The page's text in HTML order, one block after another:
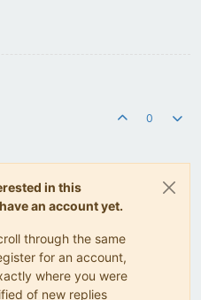
0
in this
an account yet.
through the same
for an account,
where you were
of new replies